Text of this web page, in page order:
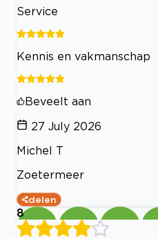
Service
Kennis en vakmanschap
Beveelt aan
27 July 2026
Michel T
Zoetermeer
delen
8